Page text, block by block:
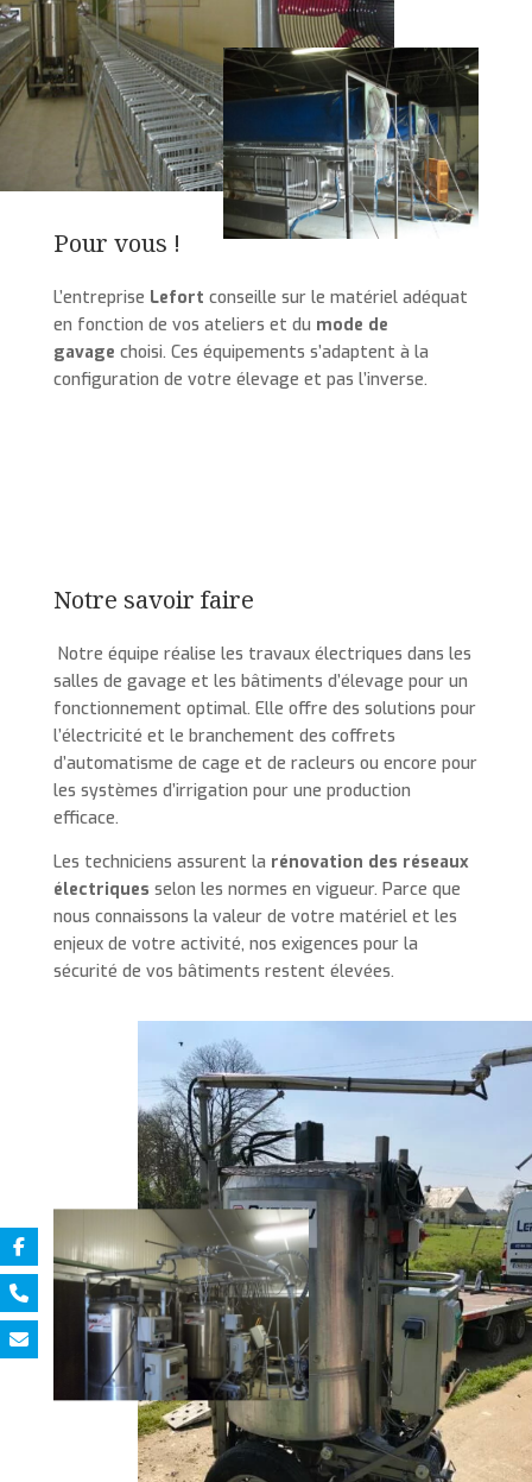
Pour vous !
L’entreprise Lefort conseille sur le matériel adéquat
en fonction de vos ateliers et du mode de
gavage choisi. Ces équipements s’adaptent à la
configuration de votre élevage et pas l’inverse.
Notre savoir faire
Notre équipe réalise les travaux électriques dans les
salles de gavage et les bâtiments d’élevage pour un
fonctionnement optimal. Elle offre des solutions pour
l’électricité et le branchement des coffrets
d’automatisme de cage et de racleurs ou encore pour
les systèmes d’irrigation pour une production
efficace.
Les techniciens assurent la rénovation des réseaux
électriques selon les normes en vigueur. Parce que
nous connaissons la valeur de votre matériel et les
enjeux de votre activité, nos exigences pour la
sécurité de vos bâtiments restent élevées.